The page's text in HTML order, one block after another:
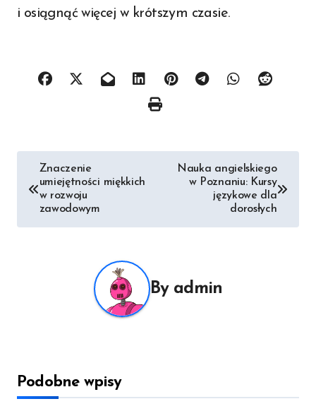
i osiągnąć więcej w krótszym czasie.
Nawigacja
wpisu
Znaczenie
umiejętności miękkich
w rozwoju
zawodowym
Nauka angielskiego
w Poznaniu: Kursy
językowe dla
dorosłych
By admin
Podobne wpisy